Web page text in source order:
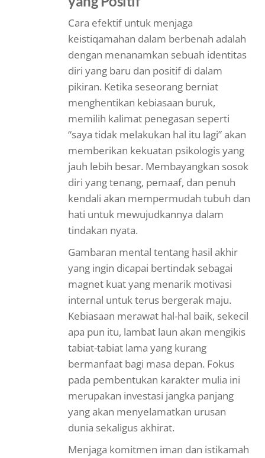
Cara efektif untuk menjaga
keistiqamahan dalam berbenah adalah
dengan menanamkan sebuah identitas
diri yang baru dan positif di dalam
pikiran. Ketika seseorang berniat
menghentikan kebiasaan buruk,
memilih kalimat penegasan seperti
“saya tidak melakukan hal itu lagi” akan
memberikan kekuatan psikologis yang
jauh lebih besar. Membayangkan sosok
diri yang tenang, pemaaf, dan penuh
kendali akan mempermudah tubuh dan
hati untuk mewujudkannya dalam
tindakan nyata.
Gambaran mental tentang hasil akhir
yang ingin dicapai bertindak sebagai
magnet kuat yang menarik motivasi
internal untuk terus bergerak maju.
Kebiasaan merawat hal-hal baik, sekecil
apa pun itu, lambat laun akan mengikis
tabiat-tabiat lama yang kurang
bermanfaat bagi masa depan. Fokus
pada pembentukan karakter mulia ini
merupakan investasi jangka panjang
yang akan menyelamatkan urusan
dunia sekaligus akhirat.
Menjaga komitmen iman dan istikamah